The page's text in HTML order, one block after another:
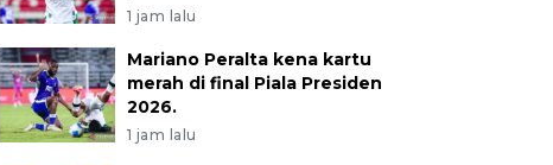
1 jam lalu
Mariano Peralta kena kartu
merah di final Piala Presiden
2026.
1 jam lalu